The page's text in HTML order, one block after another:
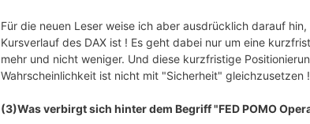
Für die neuen Leser weise ich aber ausdrücklich darauf
Kursverlauf des DAX ist ! Es geht dabei nur um eine
mehr und nicht weniger. Und diese kurzfristige
Wahrscheinlichkeit ist nicht mit "Sicherheit" gleichzusetzen !
(3)Was verbirgt sich hinter dem Begriff "FED POMO